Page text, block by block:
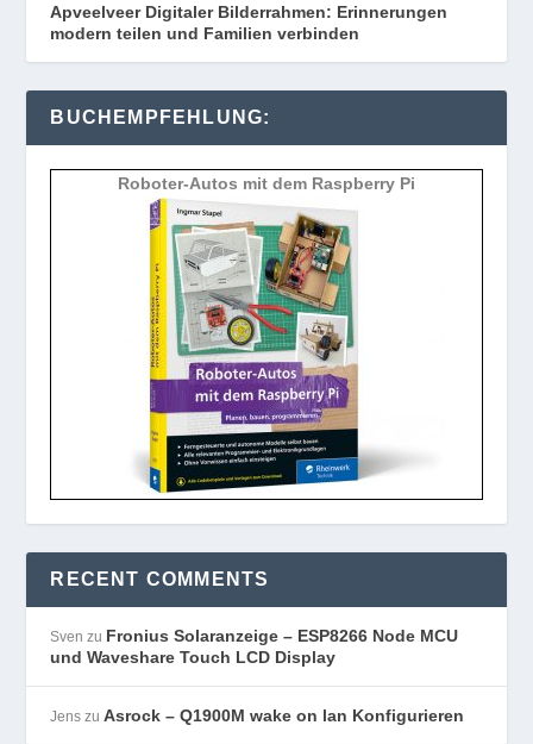
Apveelveer Digitaler Bilderrahmen: Erinnerungen
modern teilen und Familien verbinden
BUCHEMPFEHLUNG:
Roboter-Autos mit dem Raspberry Pi
RECENT COMMENTS
Sven zu Fronius Solaranzeige – ESP8266 Node MCU
und Waveshare Touch LCD Display
Jens zuAsrock – Q1900M wake on lan Konfigurieren